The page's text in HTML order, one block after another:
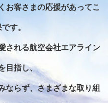
お客さまの応援があってこ
す。
される航空会社エアライン
目指し、
ならず、さまざまな取り組